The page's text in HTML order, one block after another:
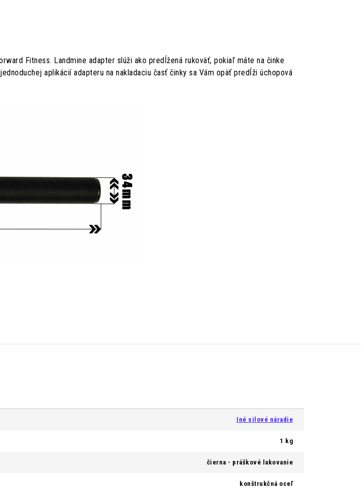
Fitness. Landmine adapter slúži ako predĺžená rukoväť, pokiaľ máte na činke
aplikácií adapteru na nakladaciu časť činky sa Vám opäť predĺži úchopová
Iné silové náradie
1 kg
čierna - práškové lakovanie
konštrukčná oceľ